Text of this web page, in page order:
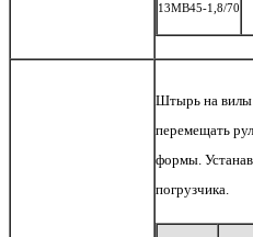
13MB45-1,8/70
Штырь на вилы
перемещать
формы.
погрузчика.